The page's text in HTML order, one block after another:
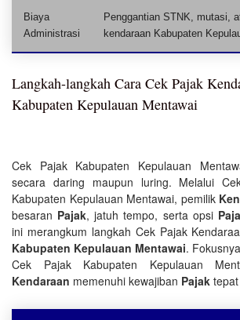
Biaya
Administrasi
Penggantian STNK, mutasi,
kendaraan Kabupaten
Langkah-langkah Cara Cek Pajak
Kabupaten Kepulauan Mentawai
Cek Pajak Kabupaten Kepulauan
secara daring maupun luring. Melalui
Kabupaten Kepulauan Mentawai, pemilik
besaran Pajak, jatuh tempo, serta opsi
ini merangkum langkah Cek Pajak
Kabupaten Kepulauan Mentawai.
Cek Pajak Kabupaten Kepulauan
Kendaraan memenuhi kewajiban Pajak